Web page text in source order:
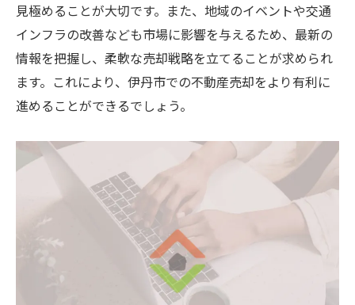
見極めることが大切です。また、地域のイベントや交通
インフラの改善なども市場に影響を与えるため、最新の
情報を把握し、柔軟な売却戦略を立てることが求められ
ます。これにより、伊丹市での不動産売却をより有利に
進めることができるでしょう。